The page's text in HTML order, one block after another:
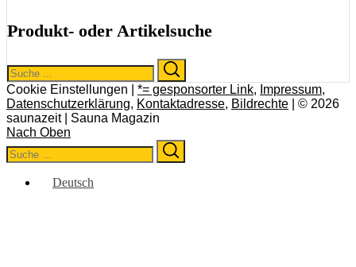
Produkt- oder Artikelsuche
Search
for:
Cookie Einstellungen | *= gesponsorter Link, Impressum,
Datenschutzerklärung, Kontaktadresse, Bildrechte | © 2026
saunazeit | Sauna Magazin
Nach Oben
Search
for:
Deutsch